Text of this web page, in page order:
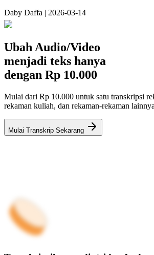
Daby Daffa | 2026-03-14
Ubah Audio/Video
menjadi teks hanya
dengan Rp 10.000
Mulai dari Rp 10.000 untuk satu transkripsi
rekaman kuliah, dan rekaman-rekaman lainnya
Mulai Transkrip Sekarang